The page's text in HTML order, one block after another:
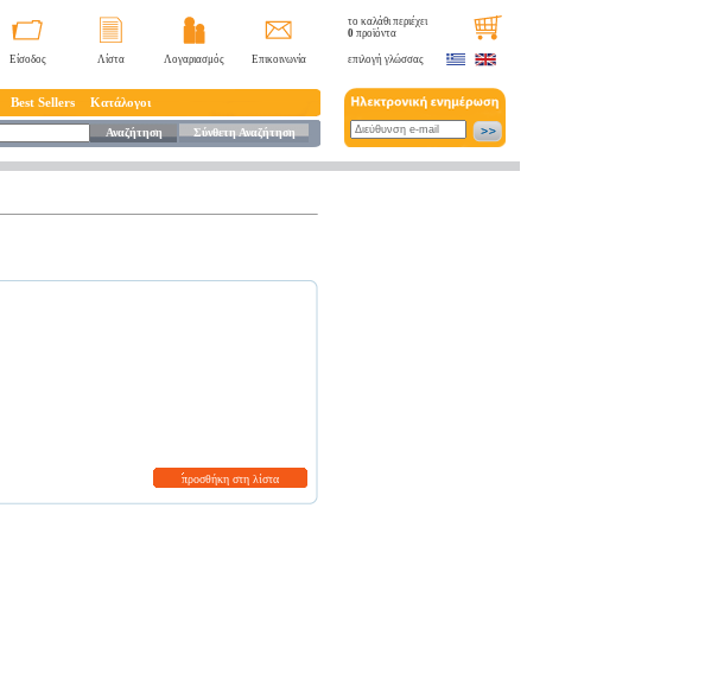
Είσοδος Λίστα Λογαριασμός Επικοινωνία
Best Sellers Κατάλογοι
Αναζήτηση Σύνθετη Αναζήτηση
το καλάθι περιέχει
0 προϊόντα
επιλογή γλώσσας
προσθήκη στη λίστα